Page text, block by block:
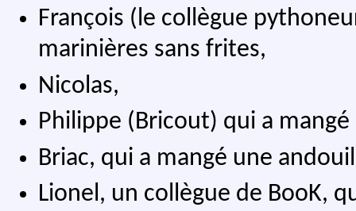
François (le collègue
marinières sans frites,
Nicolas,
Philippe (Bricout) qui a
Briac, qui a mangé une
Lionel, un collègue de BooK,